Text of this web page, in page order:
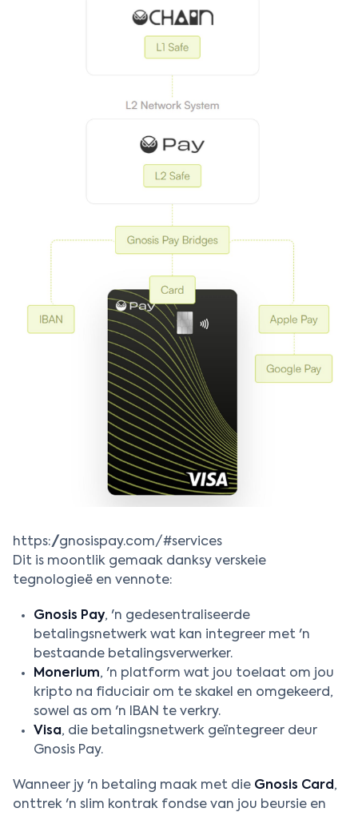
https://gnosispay.com/#services
Dit is moontlik gemaak danksy verskeie
tegnologieë en vennote:
Gnosis Pay, 'n gedesentraliseerde
betalingsnetwerk wat kan integreer met 'n
bestaande betalingsverwerker.
Monerium, 'n platform wat jou toelaat om jou
kripto na fiduciair om te skakel en omgekeerd,
sowel as om 'n IBAN te verkry.
Visa, die betalingsnetwerk geïntegreer deur
Gnosis Pay.
Wanneer jy 'n betaling maak met die Gnosis Card ,
onttrek 'n slim kontrak fondse van jou beursie en